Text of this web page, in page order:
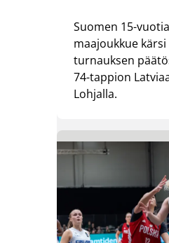
Suomen 15-
maajoukkue
turnauksen
74-tappion
Lohjalla.